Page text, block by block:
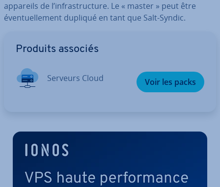
appareils de l’in­fras­truc­ture. Le « master » peut être
éven­tuel­le­ment dupliqué en tant que Salt-Syndic.
Produits associés
Serveurs Cloud Voir les packs